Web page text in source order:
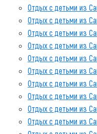
Отдых с детьми из
Отдых с детьми из
Отдых с детьми из
Отдых с детьми из
Отдых с детьми из
Отдых с детьми из
Отдых с детьми из
Отдых с детьми из
Отдых с детьми из
Отдых с детьми из